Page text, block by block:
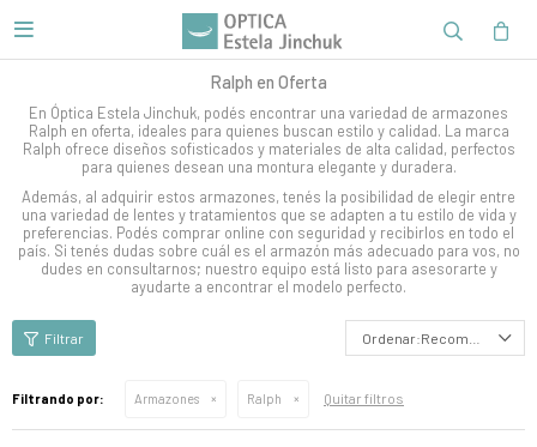

Ralph en Oferta
En Óptica Estela Jinchuk, podés encontrar una variedad de armazones
Ralph en oferta, ideales para quienes buscan estilo y calidad. La marca
Ralph ofrece diseños sofisticados y materiales de alta calidad, perfectos
para quienes desean una montura elegante y duradera.
Además, al adquirir estos armazones, tenés la posibilidad de elegir entre
una variedad de lentes y tratamientos que se adapten a tu estilo de vida y
preferencias. Podés comprar online con seguridad y recibirlos en todo el
país. Si tenés dudas sobre cuál es el armazón más adecuado para vos, no
dudes en consultarnos; nuestro equipo está listo para asesorarte y
ayudarte a encontrar el modelo perfecto.
Recomendados
Filtrando por: Armazones Ralph Quitar filtros